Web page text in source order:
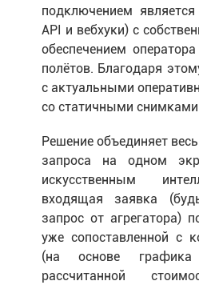
подключением
API и вебхуки) с
обеспечением
полётов. Благодаря
с актуальными
со статичными
Решение объединяет
запроса на одном
искусственным
входящая заявка
запрос от агрегатора)
уже сопоставленной с
(на основе графика
рассчитанной